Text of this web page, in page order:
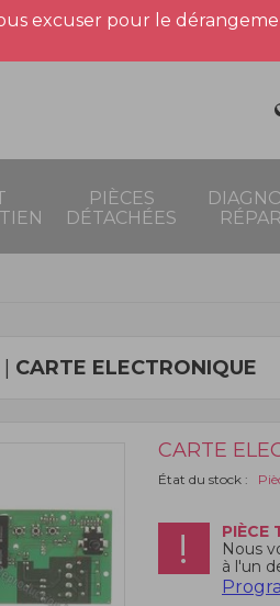
excuser pour le
PIÈCES
DÉTACHÉES
CARTE ELECTRONIQUE
CARTE
État du stock :
PIÈCE
Nous
à l'un